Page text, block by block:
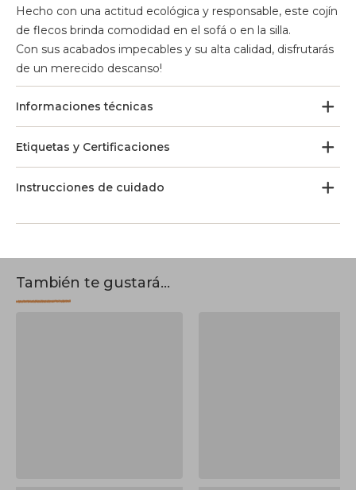
Hecho con una actitud ecológica y responsable, este cojín
de flecos brinda comodidad en el sofá o en la silla.
Con sus acabados impecables y su alta calidad, disfrutarás
de un merecido descanso!
Informaciones técnicas
Etiquetas y Certificaciones
Instrucciones de cuidado
También te gustará...